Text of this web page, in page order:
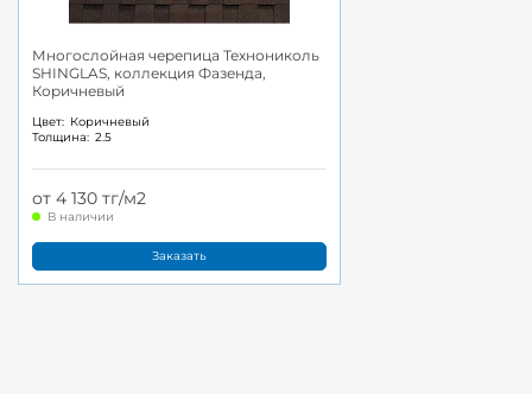
Многослойная черепица Технониколь
SHINGLAS, коллекция Фазенда,
Коричневый
Цвет: Коричневый
Толщина: 2.5
от 4 130 тг/м2
В наличии
Заказать